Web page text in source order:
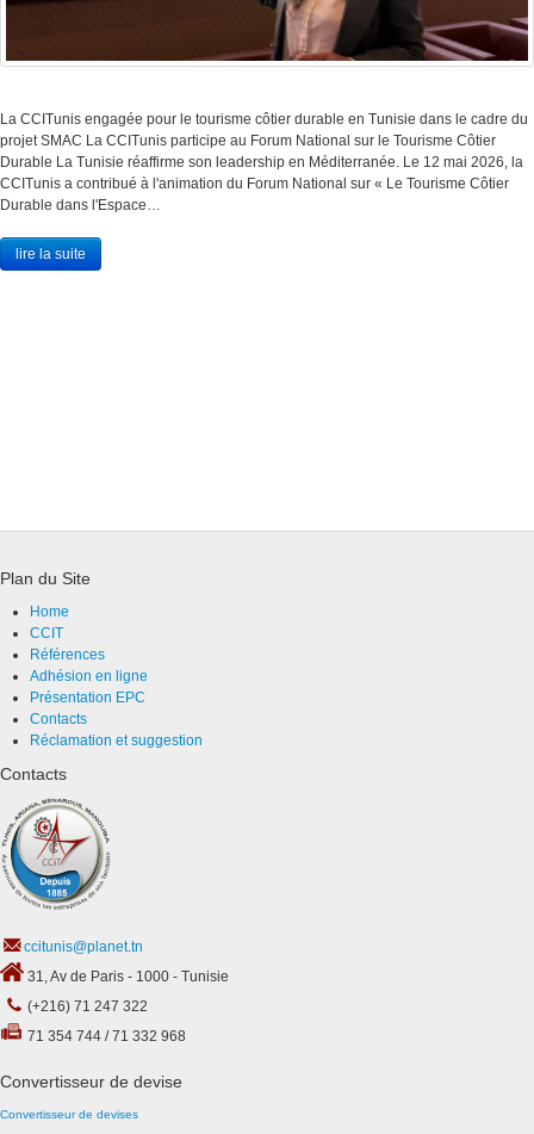
La CCITunis engagée pour le tourisme côtier durable en Tunisie dans le cadre du
projet SMAC La CCITunis participe au Forum National sur le Tourisme Côtier
Durable La Tunisie réaffirme son leadership en Méditerranée. Le 12 mai 2026, la
CCITunis a contribué à l'animation du Forum National sur « Le Tourisme Côtier
Durable dans l'Espace…
lire la suite
Plan du Site
Home
CCIT
Références
Adhésion en ligne
Présentation EPC
Contacts
Réclamation et suggestion
Contacts
ccitunis@planet.tn
31, Av de Paris - 1000 - Tunisie
(+216) 71 247 322
71 354 744 / 71 332 968
Convertisseur de devise
Convertisseur de devises